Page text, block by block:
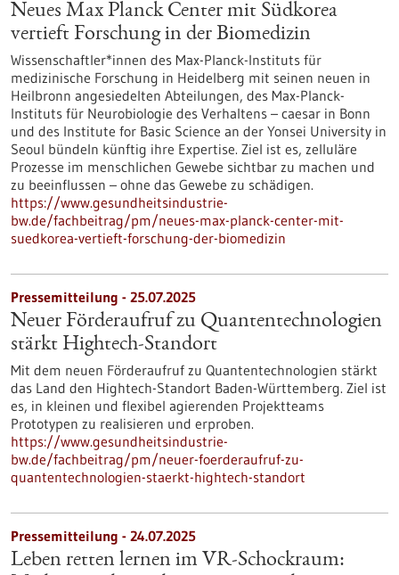
Neues Max Planck Center mit Südkorea
vertieft Forschung in der Biomedizin
Wissenschaftler*innen des Max-Planck-Instituts für
medizinische Forschung in Heidelberg mit seinen neuen in
Heilbronn angesiedelten Abteilungen, des Max-Planck-
Instituts für Neurobiologie des Verhaltens – caesar in Bonn
und des Institute for Basic Science an der Yonsei University in
Seoul bündeln künftig ihre Expertise. Ziel ist es, zelluläre
Prozesse im menschlichen Gewebe sichtbar zu machen und
zu beeinflussen – ohne das Gewebe zu schädigen.
https://www.gesundheitsindustrie-
bw.de/fachbeitrag/pm/neues-max-planck-center-mit-
suedkorea-vertieft-forschung-der-biomedizin
Pressemitteilung - 25.07.2025
Neuer Förderaufruf zu Quantentechnologien
stärkt Hightech-Standort
Mit dem neuen Förderaufruf zu Quantentechnologien stärkt
das Land den Hightech-Standort Baden-Württemberg. Ziel ist
es, in kleinen und flexibel agierenden Projektteams
Prototypen zu realisieren und erproben.
https://www.gesundheitsindustrie-
bw.de/fachbeitrag/pm/neuer-foerderaufruf-zu-
quantentechnologien-staerkt-hightech-standort
Pressemitteilung - 24.07.2025
Leben retten lernen im VR-Schockraum: